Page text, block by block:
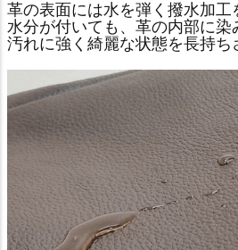
革の表面には水を弾く撥水加工
水分が付いても、革の内部に染
汚れに強く綺麗な状態を長持ち